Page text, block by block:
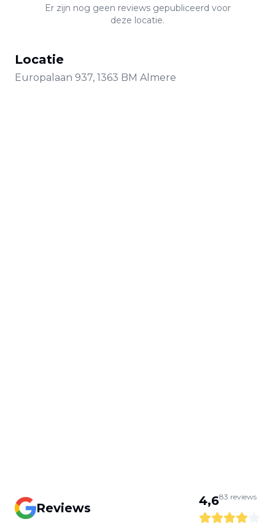
Er zijn nog geen reviews gepubliceerd voor
deze locatie.
Locatie
Europalaan 937, 1363 BM Almere
Reviews 4,683 reviews